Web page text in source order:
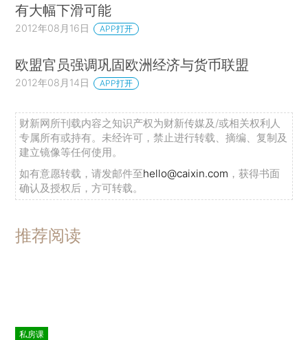
有大幅下滑可能
2012年08月16日 APP打开
欧盟官员强调巩固欧洲经济与货币联盟
2012年08月14日 APP打开
财新网所刊载内容之知识产权为财新传媒及/或相关权利人
专属所有或持有。未经许可，禁止进行转载、摘编、复制及
建立镜像等任何使用。
如有意愿转载，请发邮件至hello@caixin.com ，获得书面
确认及授权后，方可转载。
推荐阅读
私房课